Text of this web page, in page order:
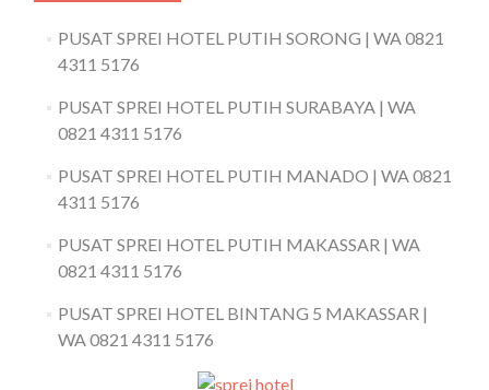
PUSAT SPREI HOTEL PUTIH SORONG | WA 0821
4311 5176
PUSAT SPREI HOTEL PUTIH SURABAYA | WA
0821 4311 5176
PUSAT SPREI HOTEL PUTIH MANADO | WA 0821
4311 5176
PUSAT SPREI HOTEL PUTIH MAKASSAR | WA
0821 4311 5176
PUSAT SPREI HOTEL BINTANG 5 MAKASSAR |
WA 0821 4311 5176